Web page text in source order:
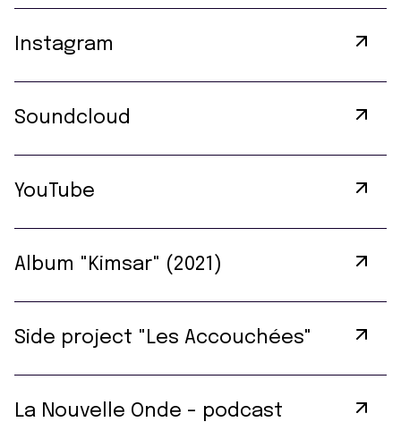
Instagram
Soundcloud
YouTube
Album "Kimsar" (2021)
Side project "Les Accouchées"
La Nouvelle Onde - podcast